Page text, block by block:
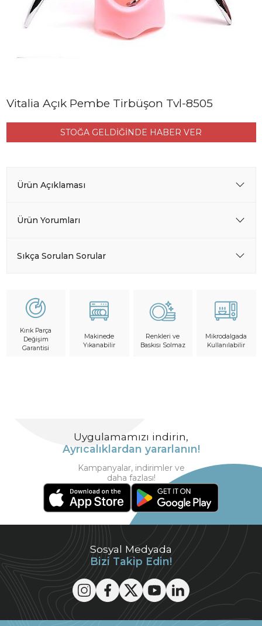
Vitalia Açık Pembe Tirbüşon Tvl-8505
STOĞA GELDİĞİNDE HABER VER
Ürün Açıklaması
Ürün Yorumları
Sıkça Sorulan Sorular
Kırık Parça
Değişim
Garantisi
Makinede
Yıkanabilir
Renkleri ve
Baskısı Solmaz
Mikrodalgada
Kullanılabilir
Sosyal Medyada
Bizi Takip Edin!
Uygulamamızı indirin,
Ayrıcalıklardan yararlanın!
Kampanyalar, indirimler ve
daha fazlası!